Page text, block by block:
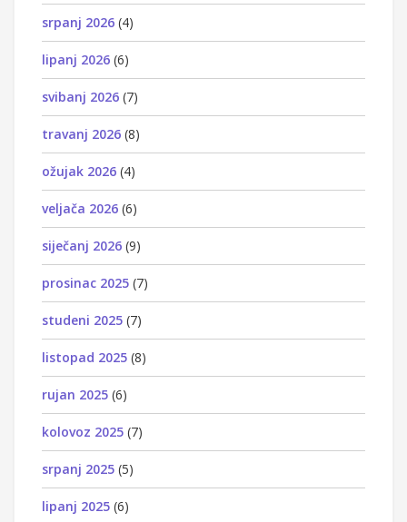
srpanj 2026 (4)
lipanj 2026 (6)
svibanj 2026 (7)
travanj 2026 (8)
ožujak 2026 (4)
veljača 2026 (6)
siječanj 2026 (9)
prosinac 2025 (7)
studeni 2025 (7)
listopad 2025 (8)
rujan 2025 (6)
kolovoz 2025 (7)
srpanj 2025 (5)
lipanj 2025 (6)